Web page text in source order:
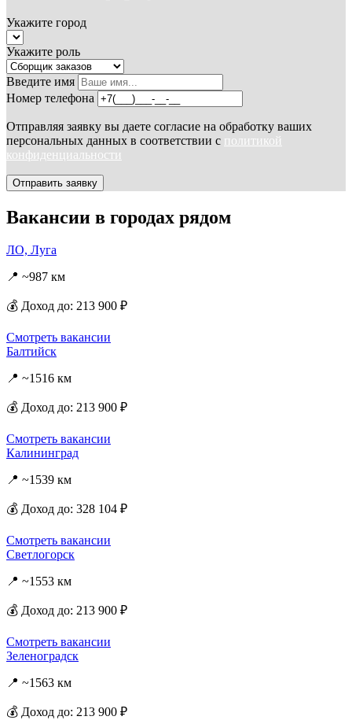
Укажите город
Укажите роль
Введите имя
Номер телефона
Отправляя заявку вы даете согласие на обработку ваших
персональных данных в соответствии с политикой
конфиденциальности
Отправить заявку
Вакансии в городах рядом
ЛО, Луга
📍 ~987 км
💰 Доход до: 213 900 ₽
Смотреть вакансии
Балтийск
📍 ~1516 км
💰 Доход до: 213 900 ₽
Смотреть вакансии
Калининград
📍 ~1539 км
💰 Доход до: 328 104 ₽
Смотреть вакансии
Светлогорск
📍 ~1553 км
💰 Доход до: 213 900 ₽
Смотреть вакансии
Зеленоградск
📍 ~1563 км
💰 Доход до: 213 900 ₽